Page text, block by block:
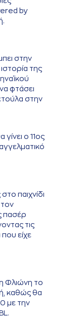
by
στην
της
φτάσει
στην
ο 11ος
παιχνίδι
πασέρ
τις
είχε
Φλιώνη το
καθώς θα
με την